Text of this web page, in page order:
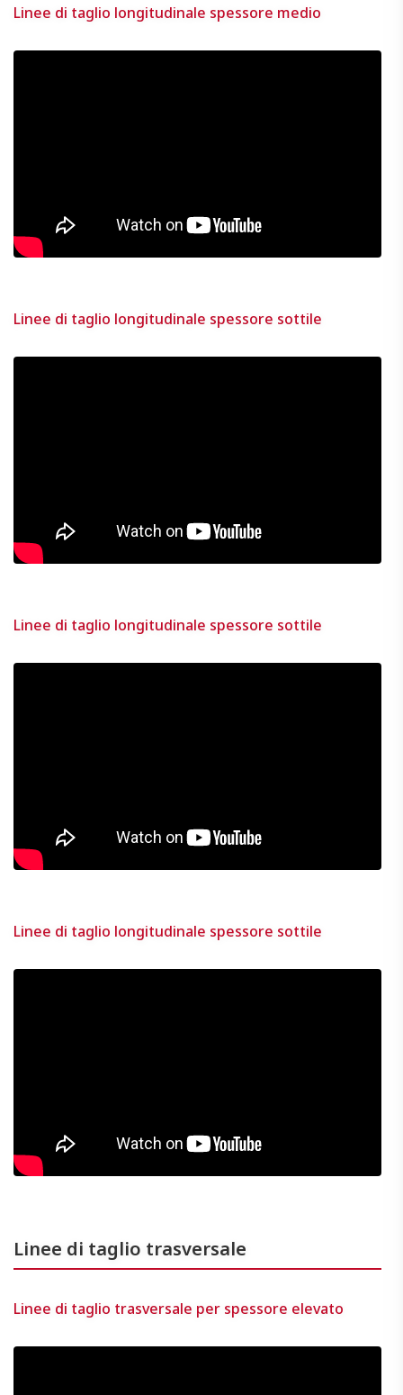
Linee di taglio longitudinale spessore medio
Linee di taglio longitudinale spessore sottile
Linee di taglio longitudinale spessore sottile
Linee di taglio longitudinale spessore sottile
Linee di taglio trasversale
Linee di taglio trasversale per spessore elevato